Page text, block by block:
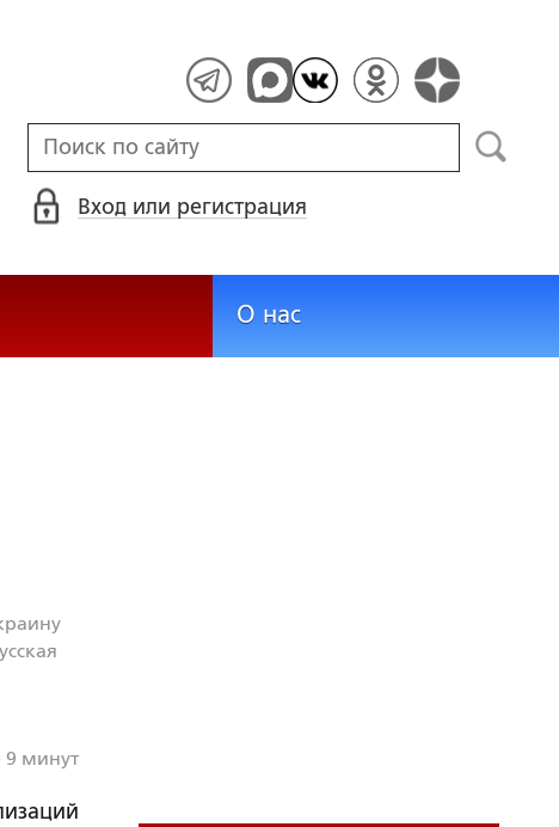
Вход или регистрация
О нас
9 минут